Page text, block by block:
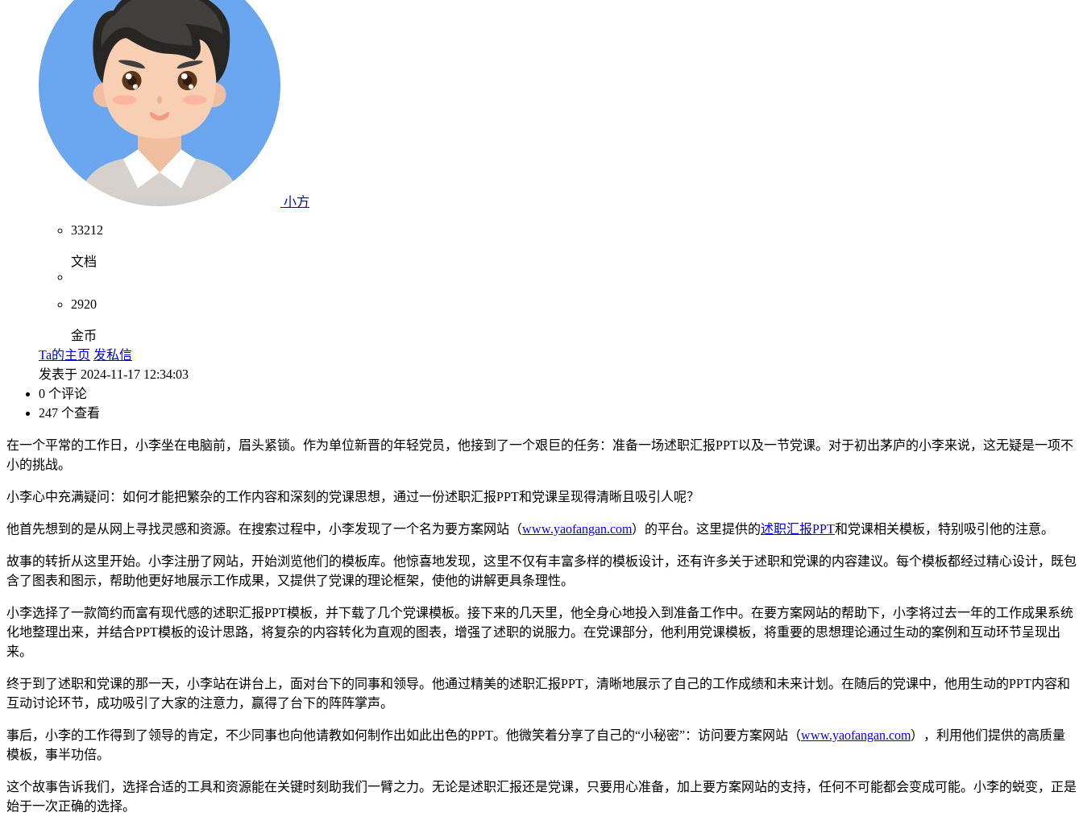
小方
33212
文档
2920
金币
Ta的主页 发私信
发表于 2024-11-17 12:34:03
0 个评论
247 个查看
在一个平常的工作日，小李坐在电脑前，眉头紧锁。作为单位新晋的年轻党员，他接到了一个艰巨的任务：准备一场述职汇报PPT以及一节党课。对于初出茅庐的小李来说，这无疑是一项不
小的挑战。
小李心中充满疑问：如何才能把繁杂的工作内容和深刻的党课思想，通过一份述职汇报PPT和党课呈现得清晰且吸引人呢？
他首先想到的是从网上寻找灵感和资源。在搜索过程中，小李发现了一个名为要方案网站（www.yaofangan.com）的平台。这里提供的述职汇报PPT和党课相关模板，特别吸引他的注意。
故事的转折从这里开始。小李注册了网站，开始浏览他们的模板库。他惊喜地发现，这里不仅有丰富多样的模板设计，还有许多关于述职和党课的内容建议。每个模板都经过精心设计，既包
含了图表和图示，帮助他更好地展示工作成果，又提供了党课的理论框架，使他的讲解更具条理性。
小李选择了一款简约而富有现代感的述职汇报PPT模板，并下载了几个党课模板。接下来的几天里，他全身心地投入到准备工作中。在要方案网站的帮助下，小李将过去一年的工作成果系统
化地整理出来，并结合PPT模板的设计思路，将复杂的内容转化为直观的图表，增强了述职的说服力。在党课部分，他利用党课模板，将重要的思想理论通过生动的案例和互动环节呈现出
来。
终于到了述职和党课的那一天，小李站在讲台上，面对台下的同事和领导。他通过精美的述职汇报PPT，清晰地展示了自己的工作成绩和未来计划。在随后的党课中，他用生动的PPT内容和
互动讨论环节，成功吸引了大家的注意力，赢得了台下的阵阵掌声。
事后，小李的工作得到了领导的肯定，不少同事也向他请教如何制作出如此出色的PPT。他微笑着分享了自己的“小秘密”：访问要方案网站（www.yaofangan.com），利用他们提供的高质量
模板，事半功倍。
这个故事告诉我们，选择合适的工具和资源能在关键时刻助我们一臂之力。无论是述职汇报还是党课，只要用心准备，加上要方案网站的支持，任何不可能都会变成可能。小李的蜕变，正是
始于一次正确的选择。